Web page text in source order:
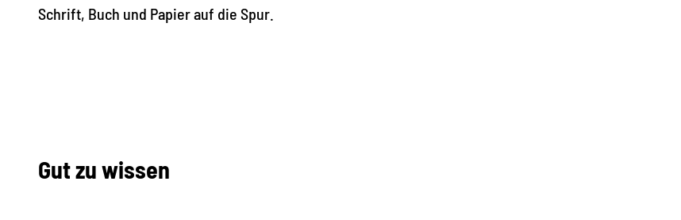
Schrift, Buch und Papier auf die Spur.
Gut zu wissen